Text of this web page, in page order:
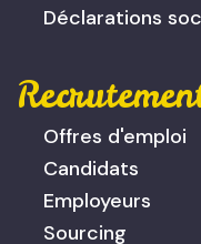
Déclarations
Offres d'emploi
Candidats
Employeurs
Sourcing